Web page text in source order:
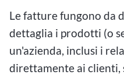
Le fatture fungono da
dettaglia i prodotti (o
un'azienda, inclusi i
direttamente ai clienti,